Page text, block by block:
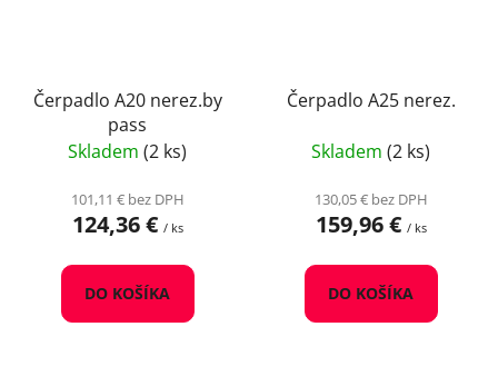
Čerpadlo A20 nerez.by
pass
Skladem (2 ks)
101,11 € bez DPH
124,36 € / ks
DO KOŠÍKA
Čerpadlo A25 nerez.
Skladem (2 ks)
130,05 € bez DPH
159,96 € / ks
DO KOŠÍKA